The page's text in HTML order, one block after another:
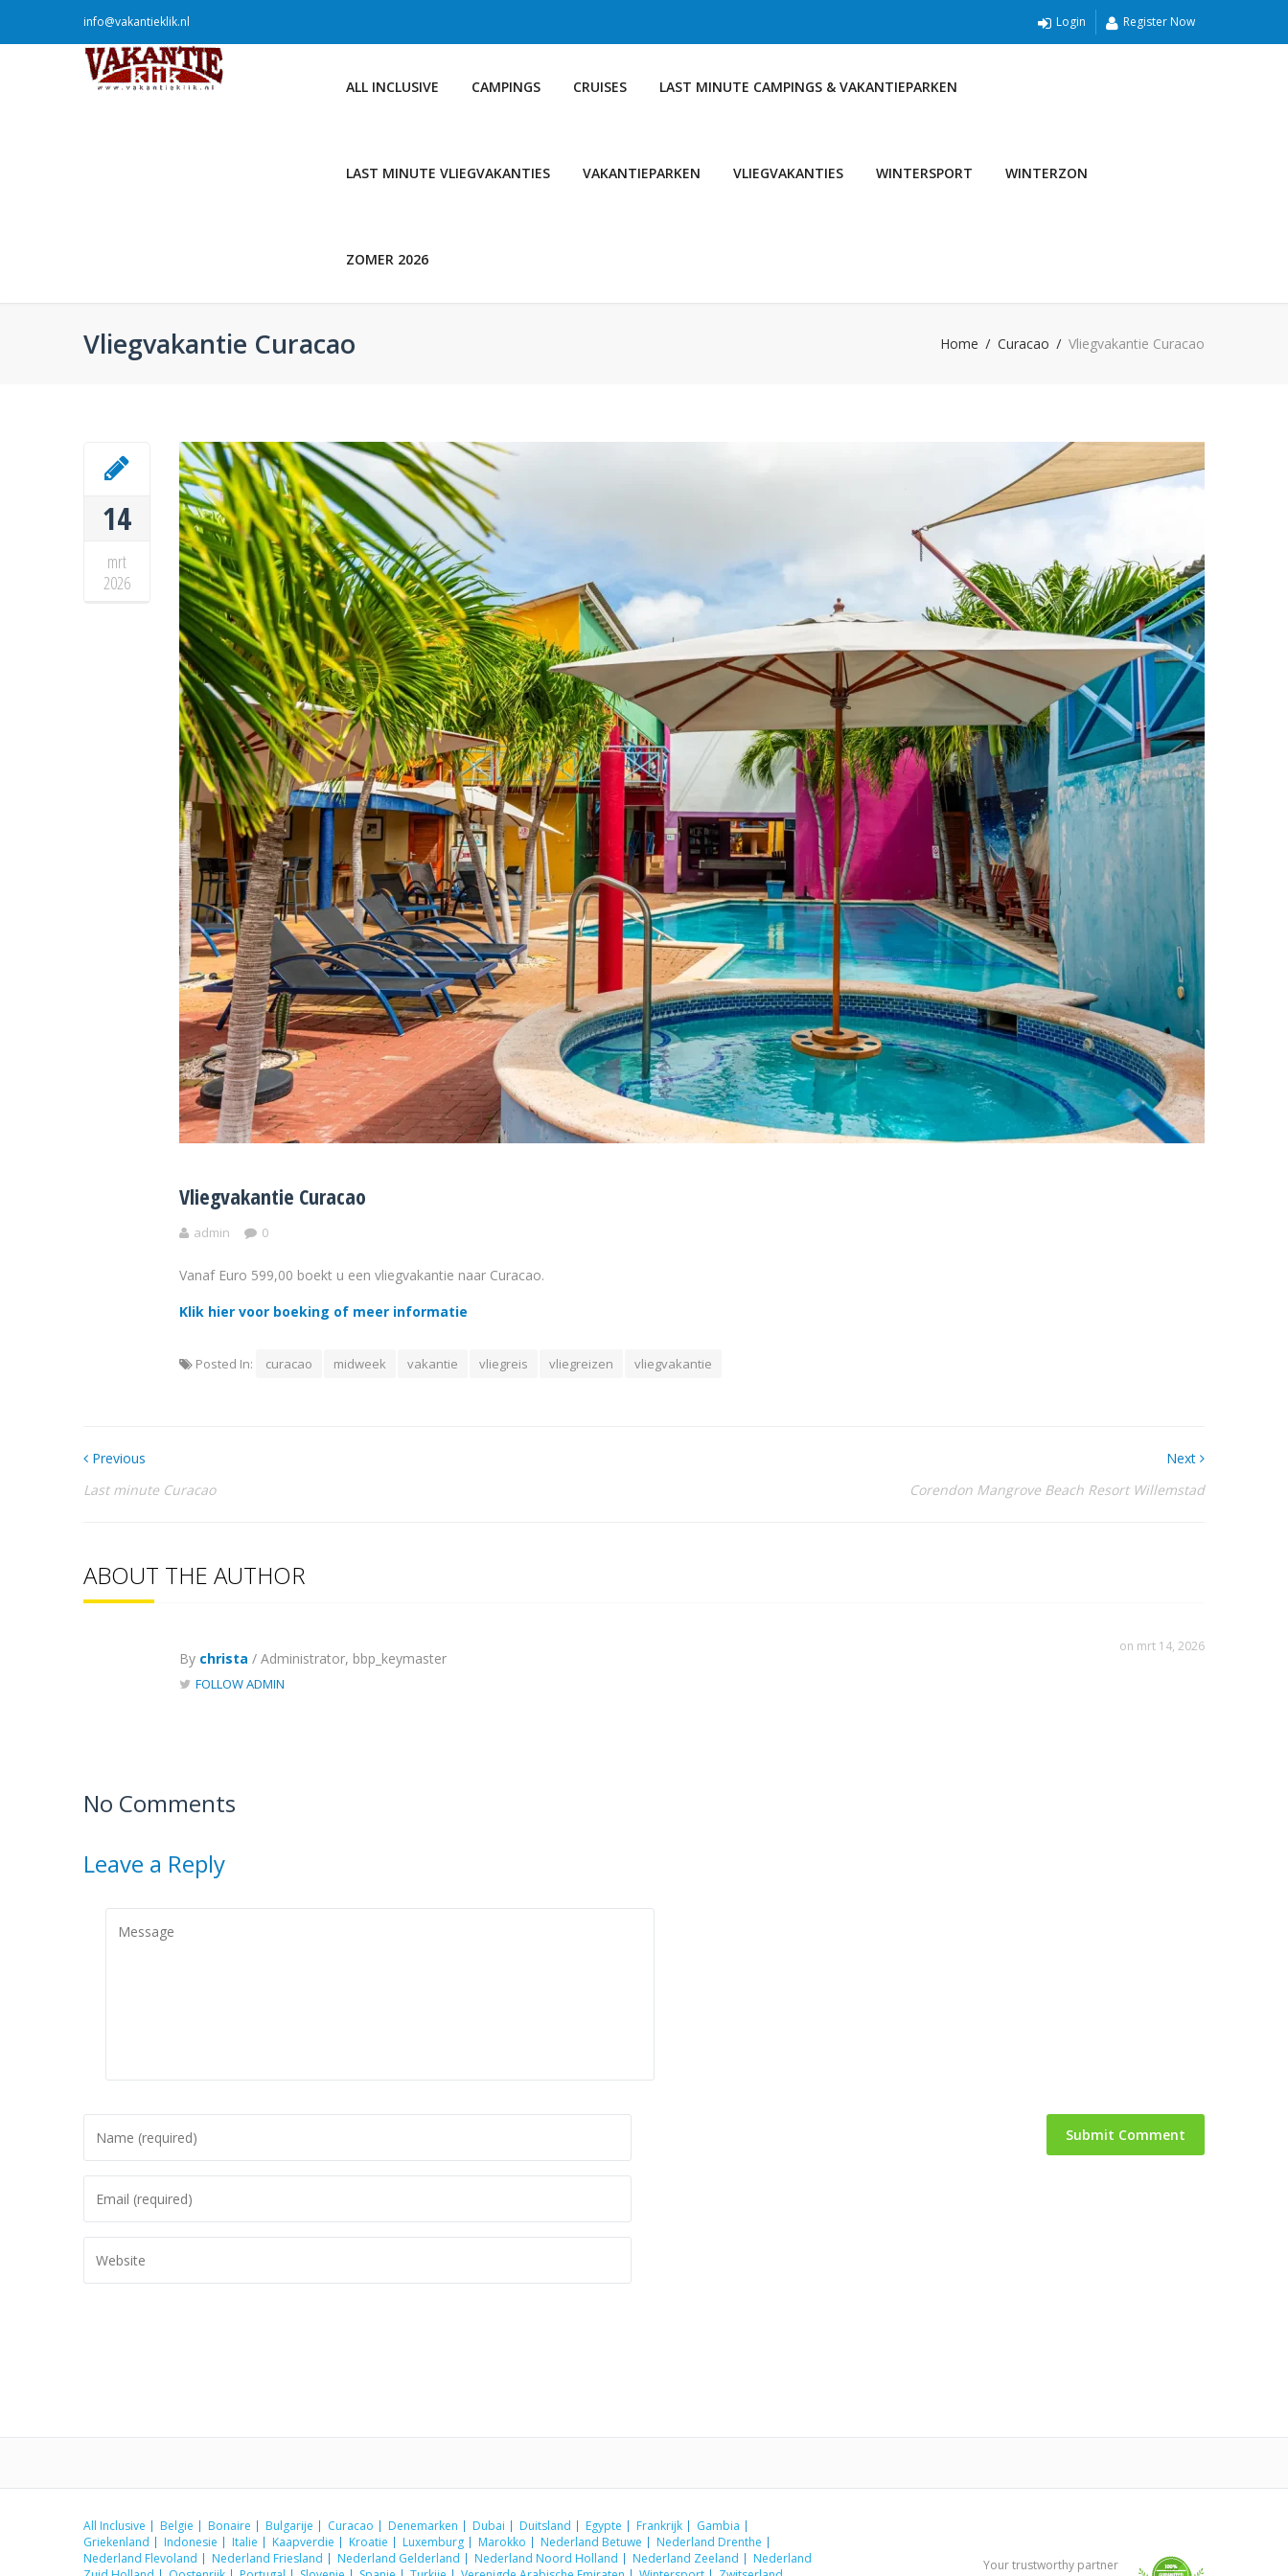
info@vakantieklik.nl Login Register Now
ALL INCLUSIVE CAMPINGS CRUISES LAST MINUTE CAMPINGS & VAKANTIEPARKEN
LAST MINUTE VLIEGVAKANTIES VAKANTIEPARKEN VLIEGVAKANTIES WINTERSPORT WINTERZON
ZOMER 2026
Vliegvakantie Curacao Home Curacao Vliegvakantie Curacao
14
mrt
2026
Vliegvakantie Curacao
admin 0
Vanaf Euro 599,00 boekt u een vliegvakantie naar Curacao.
Klik hier voor boeking of meer informatie
Posted In: curacao midweek vakantie vliegreis vliegreizen vliegvakantie
Previous
Last minute Curacao
Next
Corendon Mangrove Beach Resort Willemstad
ABOUT THE AUTHOR
By christa / Administrator, bbp_keymaster
FOLLOW ADMIN
on mrt 14, 2026
No Comments
Leave a Reply
All Inclusive Belgie Bonaire Bulgarije Curacao Denemarken Dubai Duitsland Egypte Frankrijk
Gambia
Griekenland
Indonesie Italie Kaapverdie Kroatie Luxemburg Marokko Nederland Betuwe
Nederland Drenthe
Nederland Flevoland
Nederland Friesland Nederland Gelderland Nederland Noord Holland Nederland Zeeland
Nederland
Your trustworthy partner